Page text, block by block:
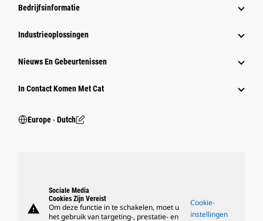
Bedrijfsinformatie
Industrieoplossingen
Nieuws En Gebeurtenissen
In Contact Komen Met Cat
Europe ‧ Dutch
warning
Sociale Media
Cookies Zijn Vereist
Om deze functie in te schakelen, moet u
het gebruik van targeting-, prestatie- en
Cookie-
instellingen